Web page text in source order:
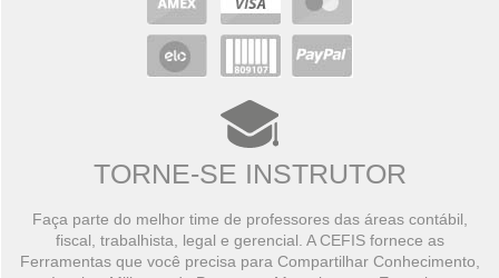
TORNE-SE INSTRUTOR
Faça parte do melhor time de professores das áreas contábil,
fiscal, trabalhista, legal e gerencial. A CEFIS fornece as
Ferramentas que você precisa para Compartilhar Conhecimento,